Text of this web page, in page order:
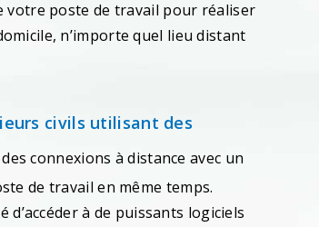
votre poste de travail pour réaliser
n’importe quel lieu distant
civils utilisant des
connexions à distance avec un
de travail en même temps.
à de puissants logiciels